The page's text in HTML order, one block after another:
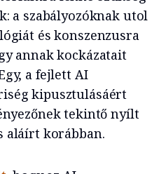
a szabályozóknak utol
és konszenzusra
annak kockázatait
a fejlett AI
kipusztulásáért
tekintő nyílt
aláírt korábban.